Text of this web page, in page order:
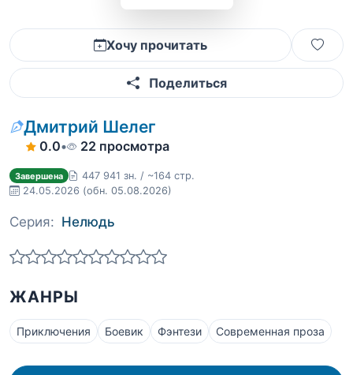
Хочу прочитать
Поделиться
Дмитрий Шелег
0.0• 22 просмотра
Завершена
447 941 зн. / ~164 стр.
24.05.2026 (обн. 05.08.2026)
Серия: Нелюдь
ЖАНРЫ
Приключения Боевик Фэнтези Современная проза